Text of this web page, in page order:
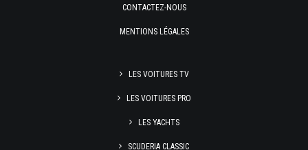
CONTACTEZ-NOUS
MENTIONS LÉGALES
LES VOITURES TV
LES VOITURES PRO
LES YACHTS
SCUDERIA CLASSIC